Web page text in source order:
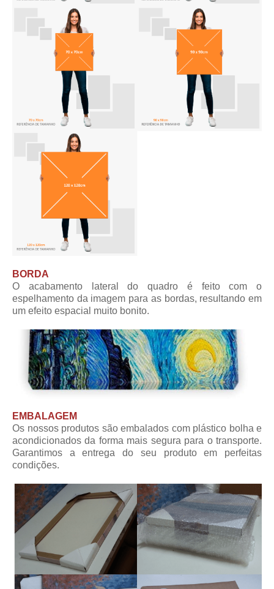
BORDA
O acabamento lateral do quadro é feito com o
espelhamento da imagem para as bordas, resultando em
um efeito espacial muito bonito.
EMBALAGEM
Os nossos produtos são embalados com plástico bolha e
acondicionados da forma mais segura para o transporte.
Garantimos a entrega do seu produto em perfeitas
condições.